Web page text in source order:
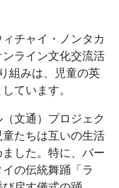
チャイ・ノンタカ
ライン文化交流活
組みは、児童の英
ています。
文通）プロジェク
たちは互いの生活
した。特に、バー
の伝統舞踊「ラ